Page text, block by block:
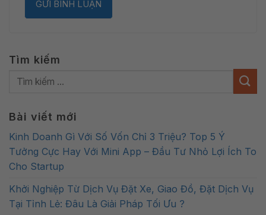
Tìm kiếm
Bài viết mới
Kinh Doanh Gì Với Số Vốn Chỉ 3 Triệu? Top 5 Ý
Tưởng Cực Hay Với Mini App – Đầu Tư Nhỏ Lợi Ích To
Cho Startup
Khởi Nghiệp Từ Dịch Vụ Đặt Xe, Giao Đồ, Đặt Dịch Vụ
Tại Tỉnh Lẻ: Đâu Là Giải Pháp Tối Ưu ?